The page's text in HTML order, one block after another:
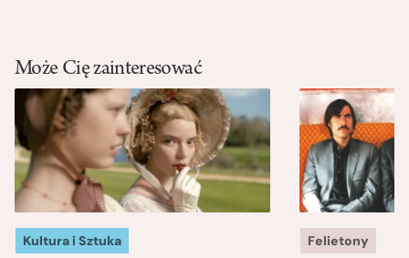
Może Cię zainteresować
Kultura i Sztuka Felietony